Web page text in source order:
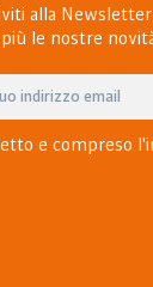
alla
le nostre
e compreso l'